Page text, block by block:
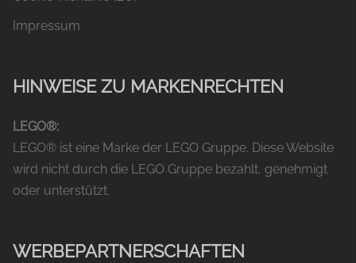
Impressum
HINWEISE ZU MARKENRECHTEN
LEGO®:
LEGO® ist eine Marke der LEGO Gruppe. Diese Website
wird nicht durch die LEGO Gruppe bezahlt, genehmigt
oder unterstützt.
WERBEPARTNERSCHAFTEN